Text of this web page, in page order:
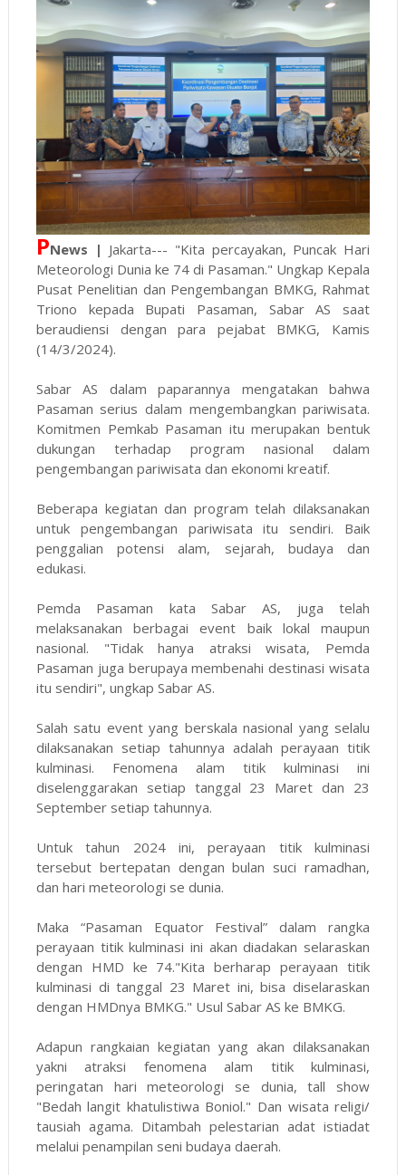
PNews | Jakarta--- "Kita percayakan, Puncak Hari
Meteorologi Dunia ke 74 di Pasaman." Ungkap Kepala
Pusat Penelitian dan Pengembangan BMKG, Rahmat
Triono kepada Bupati Pasaman, Sabar AS saat
beraudiensi dengan para pejabat BMKG, Kamis
(14/3/2024).
Sabar AS dalam paparannya mengatakan bahwa
Pasaman serius dalam mengembangkan pariwisata.
Komitmen Pemkab Pasaman itu merupakan bentuk
dukungan terhadap program nasional dalam
pengembangan pariwisata dan ekonomi kreatif.
Beberapa kegiatan dan program telah dilaksanakan
untuk pengembangan pariwisata itu sendiri. Baik
penggalian potensi alam, sejarah, budaya dan
edukasi.
Pemda Pasaman kata Sabar AS, juga telah
melaksanakan berbagai event baik lokal maupun
nasional. "Tidak hanya atraksi wisata, Pemda
Pasaman juga berupaya membenahi destinasi wisata
itu sendiri", ungkap Sabar AS.
Salah satu event yang berskala nasional yang selalu
dilaksanakan setiap tahunnya adalah perayaan titik
kulminasi. Fenomena alam titik kulminasi ini
diselenggarakan setiap tanggal 23 Maret dan 23
September setiap tahunnya.
Untuk tahun 2024 ini, perayaan titik kulminasi
tersebut bertepatan dengan bulan suci ramadhan,
dan hari meteorologi se dunia.
Maka “Pasaman Equator Festival” dalam rangka
perayaan titik kulminasi ini akan diadakan selaraskan
dengan HMD ke 74."Kita berharap perayaan titik
kulminasi di tanggal 23 Maret ini, bisa diselaraskan
dengan HMDnya BMKG." Usul Sabar AS ke BMKG.
Adapun rangkaian kegiatan yang akan dilaksanakan
yakni atraksi fenomena alam titik kulminasi,
peringatan hari meteorologi se dunia, tall show
"Bedah langit khatulistiwa Boniol." Dan wisata religi/
tausiah agama. Ditambah pelestarian adat istiadat
melalui penampilan seni budaya daerah.